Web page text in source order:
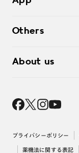
よくあるご質問
お問い合わせ
Others
レンズ交換
About us
採用情報
プライバシーポリシー
薬機法に関する表記